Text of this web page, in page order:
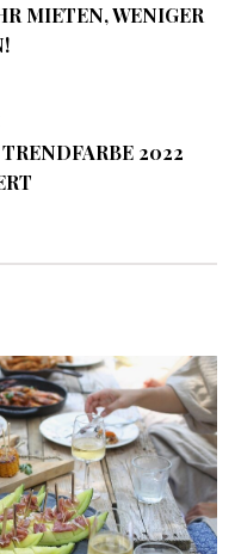
MIETEN, WENIGER
2022